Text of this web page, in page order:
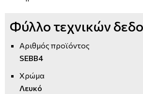
Φύλλο τεχνικών
Αριθμός προϊόντος
SEBB4
Χρώμα
Λευκό